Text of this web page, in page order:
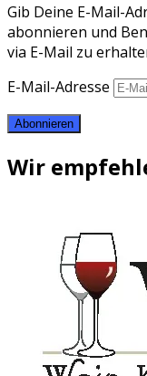
Gib Deine E-Mail-
abonnieren und
via E-Mail zu
E-Mail-Adresse
Abonnieren
Wir